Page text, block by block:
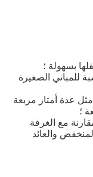
للمباني الصغيرة
عدة أمتار مربعة
؛
مع الغرفة
والعائد